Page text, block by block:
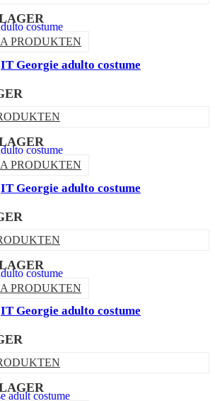
PRODUKTEN
IT Georgie adulto costume
PRODUKTEN
IT Georgie adulto costume
PRODUKTEN
IT Georgie adulto costume